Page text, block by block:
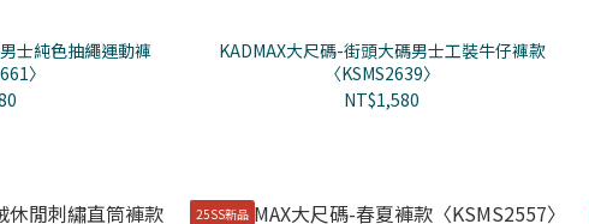
士純色抽繩運動褲
〉
KADMAX大尺碼-街頭大碼男士工裝牛仔褲款
〈KSMS2639〉
NT$1,580
25SS新品